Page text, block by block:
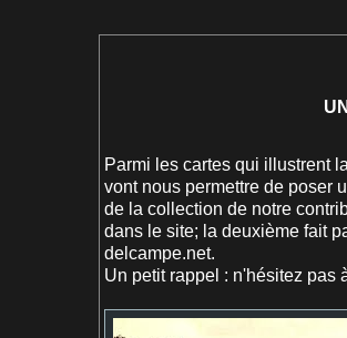
Parmi les cartes qui illustrent
vont nous permettre de poser
de la collection de notre
dans le site; la deuxième fait
delcampe.net.
Un petit rappel : n'hésitez pas